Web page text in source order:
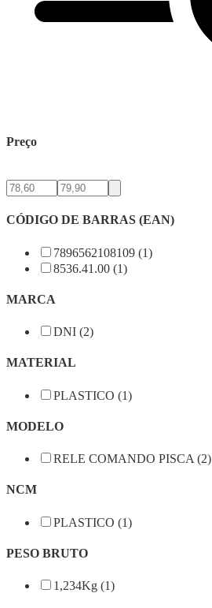
Preço
CÓDIGO DE BARRAS (EAN)
7896562108109 (1)
8536.41.00 (1)
MARCA
DNI (2)
MATERIAL
PLASTICO (1)
MODELO
RELE COMANDO PISCA (2)
NCM
PLASTICO (1)
PESO BRUTO
1,234Kg (1)